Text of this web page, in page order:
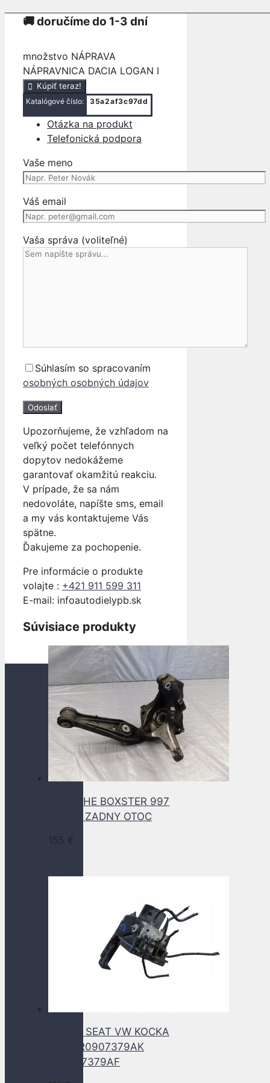
🚚 doručíme do 1-3 dní
množstvo NÁPRAVA
NÁPRAVNICA DACIA LOGAN I
Kúpiť teraz!
Katalógové číslo: 35a2af3c97dd
Otázka na produkt
Telefonická podpora
Vaše meno
Váš email
Vaša správa (voliteľné)
Súhlasím so spracovaním
osobných osobných údajov
Upozorňujeme, že vzhľadom na
veľký počet telefónnych
dopytov nedokážeme
garantovať okamžitú reakciu.
V prípade, že sa nám
nedovoláte, napíšte sms, email
a my vás kontaktujeme Vás
spätne.
Ďakujeme za pochopenie.
Pre informácie o produkte
volajte : +421 911 599 311
E-mail: infoautodielypb.sk
Súvisiace produkty
PORSCHE BOXSTER 997
PRAVY ZADNY OTOC
155 €
SKODA SEAT VW KOCKA
ABS 6R0907379AK
6R0907379AF